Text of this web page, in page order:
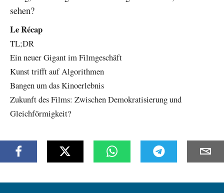
sehen?
Le Récap
TL;DR
Ein neuer Gigant im Filmgeschäft
Kunst trifft auf Algorithmen
Bangen um das Kinoerlebnis
Zukunft des Films: Zwischen Demokratisierung und
Gleichförmigkeit?